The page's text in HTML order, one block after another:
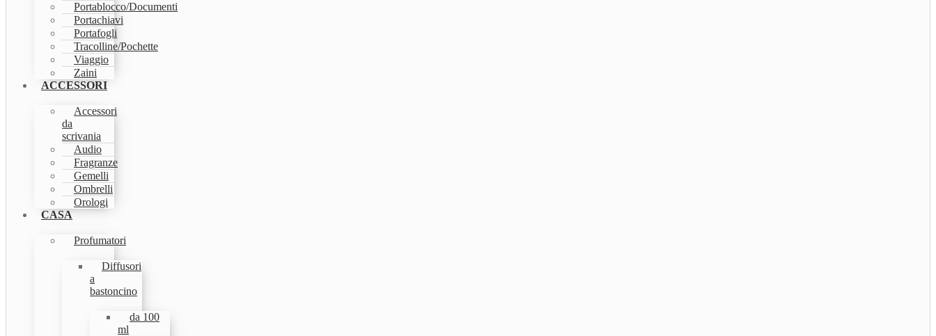
Portablocco/Documenti
Portachiavi
Portafogli
Tracolline/Pochette
Viaggio
Zaini
ACCESSORI
Accessori
da
scrivania
Audio
Fragranze
Gemelli
Ombrelli
Orologi
CASA
Profumatori
Diffusori
a
bastoncino
da 100
ml